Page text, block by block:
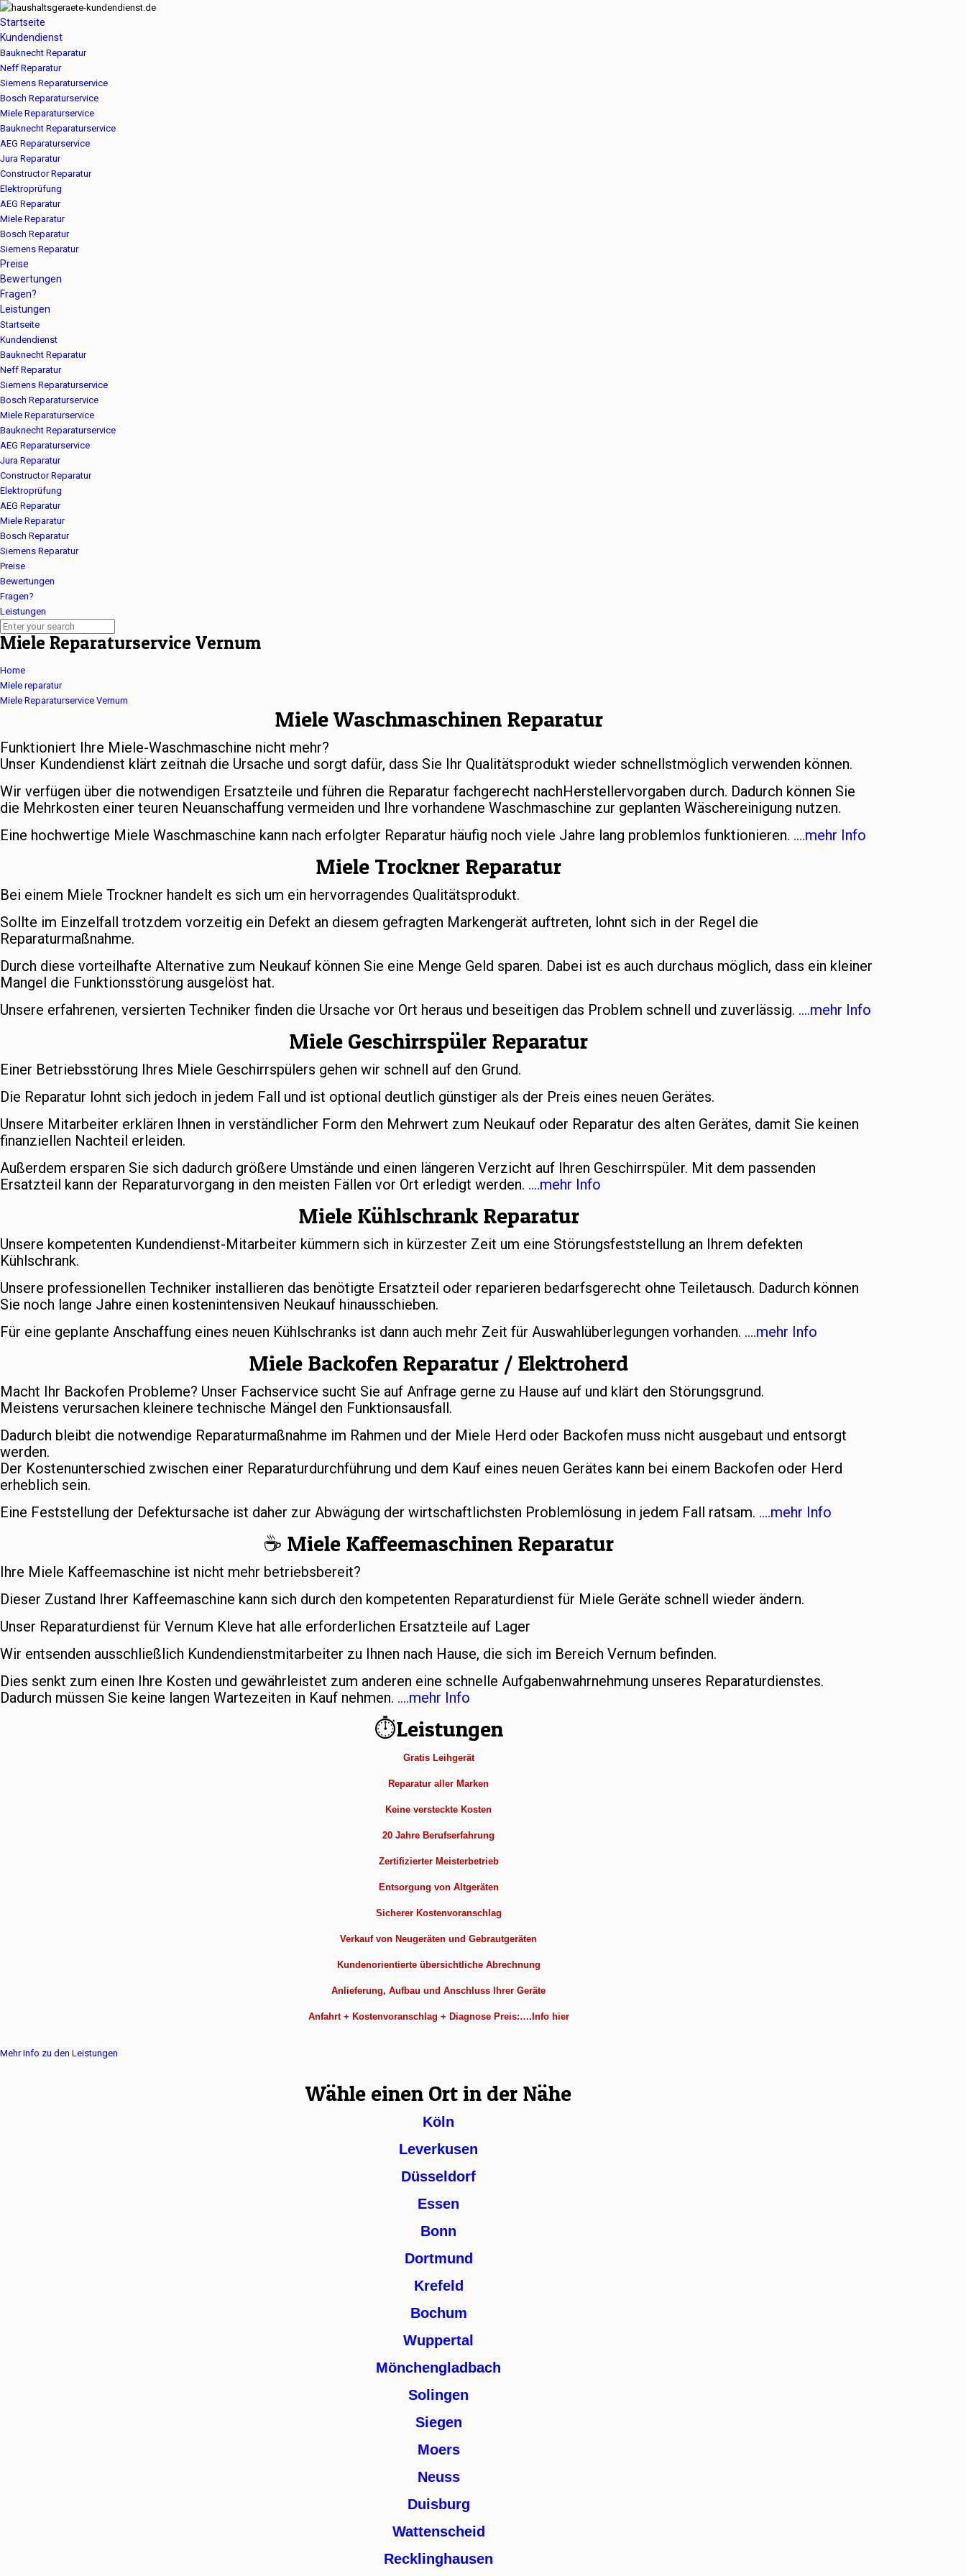
Startseite
Kundendienst
Bauknecht Reparatur
Neff Reparatur
Siemens Reparaturservice
Bosch Reparaturservice
Miele Reparaturservice
Bauknecht Reparaturservice
AEG Reparaturservice
Jura Reparatur
Constructor Reparatur
Elektroprüfung
AEG Reparatur
Miele Reparatur
Bosch Reparatur
Siemens Reparatur
Preise
Bewertungen
Fragen?
Leistungen
Startseite
Kundendienst
Bauknecht Reparatur
Neff Reparatur
Siemens Reparaturservice
Bosch Reparaturservice
Miele Reparaturservice
Bauknecht Reparaturservice
AEG Reparaturservice
Jura Reparatur
Constructor Reparatur
Elektroprüfung
AEG Reparatur
Miele Reparatur
Bosch Reparatur
Siemens Reparatur
Preise
Bewertungen
Fragen?
Leistungen
Miele Reparaturservice Vernum
Home
Miele reparatur
Miele Reparaturservice Vernum
Miele Waschmaschinen Reparatur
Funktioniert Ihre Miele-Waschmaschine nicht mehr?
Unser Kundendienst klärt zeitnah die Ursache und sorgt dafür, dass Sie Ihr Qualitätsprodukt wieder schnellstmöglich verwenden können.
Wir verfügen über die notwendigen Ersatzteile und führen die Reparatur fachgerecht nachHerstellervorgaben durch. Dadurch können Sie
die Mehrkosten einer teuren Neuanschaffung vermeiden und Ihre vorhandene Waschmaschine zur geplanten Wäschereinigung nutzen.
Eine hochwertige Miele Waschmaschine kann nach erfolgter Reparatur häufig noch viele Jahre lang problemlos funktionieren. ….mehr Info
Miele Trockner Reparatur
Bei einem Miele Trockner handelt es sich um ein hervorragendes Qualitätsprodukt.
Sollte im Einzelfall trotzdem vorzeitig ein Defekt an diesem gefragten Markengerät auftreten, lohnt sich in der Regel die
Reparaturmaßnahme.
Durch diese vorteilhafte Alternative zum Neukauf können Sie eine Menge Geld sparen. Dabei ist es auch durchaus möglich, dass ein kleiner
Mangel die Funktionsstörung ausgelöst hat.
Unsere erfahrenen, versierten Techniker finden die Ursache vor Ort heraus und beseitigen das Problem schnell und zuverlässig. ….mehr Info
Miele Geschirrspüler Reparatur
Einer Betriebsstörung Ihres Miele Geschirrspülers gehen wir schnell auf den Grund.
Die Reparatur lohnt sich jedoch in jedem Fall und ist optional deutlich günstiger als der Preis eines neuen Gerätes.
Unsere Mitarbeiter erklären Ihnen in verständlicher Form den Mehrwert zum Neukauf oder Reparatur des alten Gerätes, damit Sie keinen
finanziellen Nachteil erleiden.
Außerdem ersparen Sie sich dadurch größere Umstände und einen längeren Verzicht auf Ihren Geschirrspüler. Mit dem passenden
Ersatzteil kann der Reparaturvorgang in den meisten Fällen vor Ort erledigt werden. ….mehr Info
Miele Kühlschrank Reparatur
Unsere kompetenten Kundendienst-Mitarbeiter kümmern sich in kürzester Zeit um eine Störungsfeststellung an Ihrem defekten
Kühlschrank.
Unsere professionellen Techniker installieren das benötigte Ersatzteil oder reparieren bedarfsgerecht ohne Teiletausch. Dadurch können
Sie noch lange Jahre einen kostenintensiven Neukauf hinausschieben.
Für eine geplante Anschaffung eines neuen Kühlschranks ist dann auch mehr Zeit für Auswahlüberlegungen vorhanden. ….mehr Info
Miele Backofen Reparatur / Elektroherd
Macht Ihr Backofen Probleme? Unser Fachservice sucht Sie auf Anfrage gerne zu Hause auf und klärt den Störungsgrund.
Meistens verursachen kleinere technische Mängel den Funktionsausfall.
Dadurch bleibt die notwendige Reparaturmaßnahme im Rahmen und der Miele Herd oder Backofen muss nicht ausgebaut und entsorgt
werden.
Der Kostenunterschied zwischen einer Reparaturdurchführung und dem Kauf eines neuen Gerätes kann bei einem Backofen oder Herd
erheblich sein.
Eine Feststellung der Defektursache ist daher zur Abwägung der wirtschaftlichsten Problemlösung in jedem Fall ratsam. ….mehr Info
☕️ Miele Kaffeemaschinen Reparatur
Ihre Miele Kaffeemaschine ist nicht mehr betriebsbereit?
Dieser Zustand Ihrer Kaffeemaschine kann sich durch den kompetenten Reparaturdienst für Miele Geräte schnell wieder ändern.
Unser Reparaturdienst für Vernum Kleve hat alle erforderlichen Ersatzteile auf Lager
Wir entsenden ausschließlich Kundendienstmitarbeiter zu Ihnen nach Hause, die sich im Bereich Vernum befinden.
Dies senkt zum einen Ihre Kosten und gewährleistet zum anderen eine schnelle Aufgabenwahrnehmung unseres Reparaturdienstes.
Dadurch müssen Sie keine langen Wartezeiten in Kauf nehmen. ….mehr Info
⏱Leistungen
Gratis Leihgerät
Reparatur aller Marken
Keine versteckte Kosten
20 Jahre Berufserfahrung
Zertifizierter Meisterbetrieb
Entsorgung von Altgeräten
Sicherer Kostenvoranschlag
Verkauf von Neugeräten und Gebrautgeräten
Kundenorientierte übersichtliche Abrechnung
Anlieferung, Aufbau und Anschluss Ihrer Geräte
Anfahrt + Kostenvoranschlag + Diagnose Preis:….Info hier
Mehr Info zu den Leistungen
Wähle einen Ort in der Nähe
Köln
Leverkusen
Düsseldorf
Essen
Bonn
Dortmund
Krefeld
Bochum
Wuppertal
Mönchengladbach
Solingen
Siegen
Moers
Neuss
Duisburg
Wattenscheid
Recklinghausen